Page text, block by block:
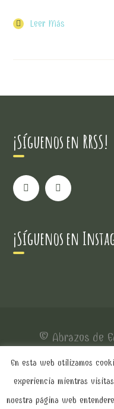
Leer Más
¡Síguenos en RRSS!
¡Síguenos en
© Abrazos de
En esta web utilizamos
experiencia mientras
nuestra página web